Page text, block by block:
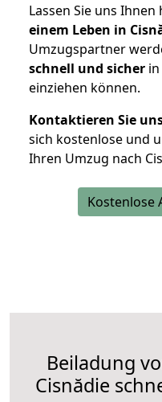
Lassen Sie uns Ihnen
einem Leben in
Umzugspartner
schnell und sicher
einziehen können.
Kontaktieren Sie
sich kostenlose und
Ihren Umzug nach
Kostenlose
Beiladung
Cisnădie